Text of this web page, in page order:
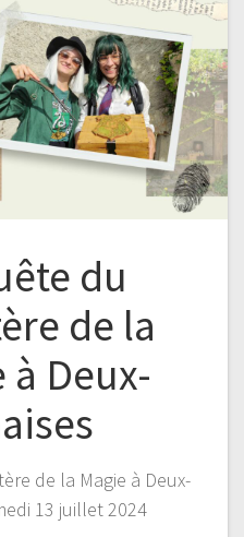
du
de la
à Deux-
de la Magie à Deux-
13 juillet 2024